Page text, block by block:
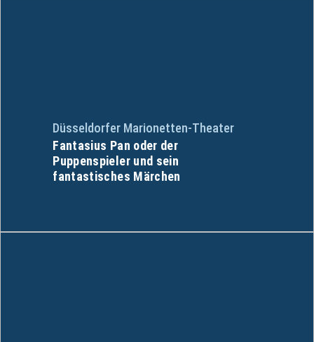
Düsseldorfer Marionetten-Theater
Fantasius Pan oder der
Puppenspieler und sein
fantastisches Märchen